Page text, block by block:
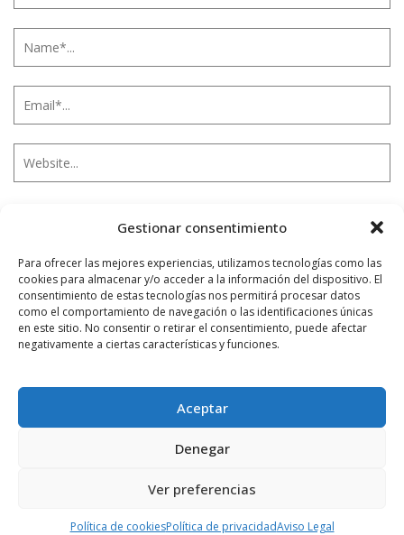
Gestionar consentimiento
Para ofrecer las mejores experiencias, utilizamos tecnologías como las
cookies para almacenar y/o acceder a la información del dispositivo. El
consentimiento de estas tecnologías nos permitirá procesar datos
como el comportamiento de navegación o las identificaciones únicas
en este sitio. No consentir o retirar el consentimiento, puede afectar
negativamente a ciertas características y funciones.
Aceptar
Denegar
Ver preferencias
Política de cookiesPolítica de privacidadAviso Legal
Notificarme vía correo electrónico cuando el comentario sea
Este sitio usa Akismet para reducir el spam. Aprende
cómo se procesan los datos de tus comentarios.
PUBLICIDAD